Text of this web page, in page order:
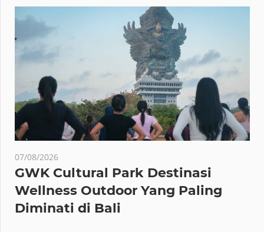
07/08/2026
GWK Cultural Park Destinasi
Wellness Outdoor Yang Paling
Diminati di Bali